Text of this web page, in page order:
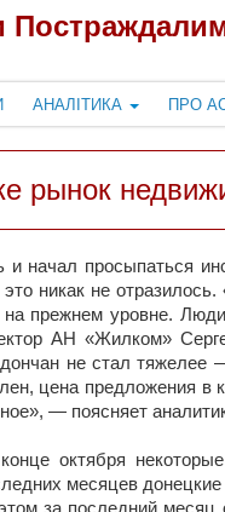
АНАЛІТИКА ПРО
рынок
и начал просыпаться
никак не
прежнем уровне.
АН «Жилком»
не стал тяжелее
цена предложения в
— поясняет
октября
месяцев